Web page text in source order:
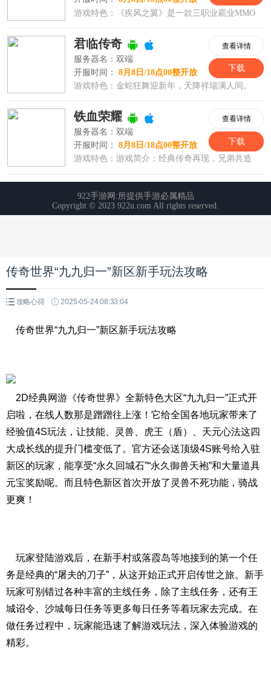
传奇世界“九九归一”新区新手玩法攻略
攻略心得 2025-05-24 08:33:04
传奇世界“九九归一”新区新手玩法攻略
2D经典网游《传奇世界》全新特色大区“九九归一”正式开
启啦，在线人数那是蹭蹭往上涨！它给全国各地玩家带来了
经验值4S玩法，让技能、灵兽、虎王（盾）、天元心法这四
大成长线的提升门槛变低了。官方还会送顶级4S账号给入驻
新区的玩家，能享受“永久回城石”“永久御兽天袍”和大量道具
元宝奖励呢。而且特色新区首次开放了灵兽不死功能，骑战
更爽！
玩家登陆游戏后，在新手村或落霞岛等地接到的第一个任
务是经典的“屠夫的刀子”，从这开始正式开启传世之旅。新手
玩家可别错过各种丰富的主线任务，除了主线任务，还有王
城诏令、沙城每日任务等更多每日任务等着玩家去完成。在
做任务过程中，玩家能迅速了解游戏玩法，深入体验游戏的
精彩。